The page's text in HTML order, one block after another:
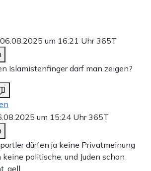
06.08.2025 um 16:21 Uhr365T
Islamistenfinger darf man zeigen?
um 15:24 Uhr365T
dürfen ja keine Privatmeinung
keine politische, und Juden schon
gell.